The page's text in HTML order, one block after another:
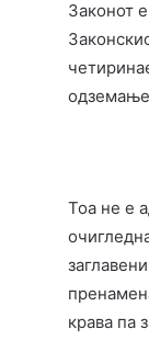
Законот
Тоа не е
крава па